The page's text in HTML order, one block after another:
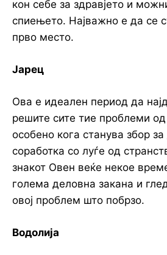
кон себе за здравјето и
спиењето. Најважно е да се
прво место.
Јарец
Ова е идеален период да
решите сите тие проблеми
особено кога станува збор
соработка со луѓе од
знакот Овен веќе некое
голема деловна закана и
овој проблем што побрзо.
Водолија